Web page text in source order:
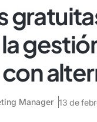
Manager 13 de